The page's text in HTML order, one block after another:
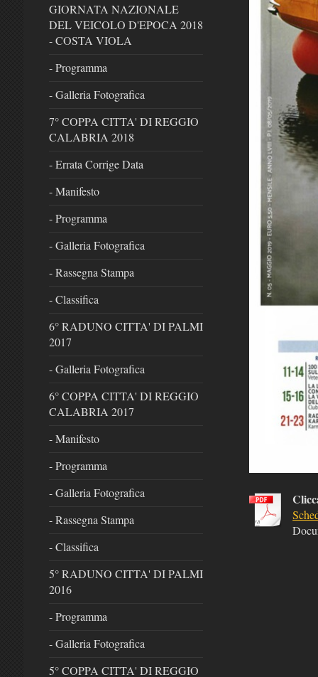
GIORNATA NAZIONALE
DEL VEICOLO D'EPOCA 2018
- COSTA VIOLA
- Programma
- Galleria Fotografica
7° COPPA CITTA' DI REGGIO
CALABRIA 2018
- Errata Corrige Data
- Manifesto
- Programma
- Galleria Fotografica
- Rassegna Stampa
- Classifica
6° RADUNO CITTA' DI PALMI
2017
- Galleria Fotografica
6° COPPA CITTA' DI REGGIO
CALABRIA 2017
- Manifesto
- Programma
- Galleria Fotografica
- Rassegna Stampa
- Classifica
5° RADUNO CITTA' DI PALMI
2016
- Programma
- Galleria Fotografica
5° COPPA CITTA' DI REGGIO